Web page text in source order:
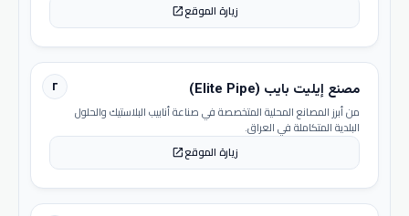
زيارة الموقعopen_in_new
٢ مصنع إيليت بايب (Elite Pipe)
من أبرز المصانع المحلية المتخصصة في صناعة أنابيب البلاستيك والحلول
البلدية المتكاملة في العراق.
زيارة الموقعopen_in_new